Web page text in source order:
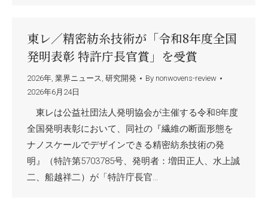
東レ／精密紡糸技術が「令和8年度全国
発明表彰 特許庁長官賞」を受賞
2026年, 業界ニュース, 研究開発 By nonwovens-review
2026年6月24日
東レは公益社団法人発明協会が主催する令和8年度
全国発明表彰において、同社の『繊維の断面形態を
ナノスケールでデザインできる精密紡糸技術の発
明』（特許第5703785号、発明者：増田正人、水上誠
二、船越祥二）が「特許庁長官…